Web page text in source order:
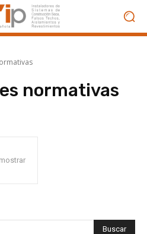
normativas
Buscar